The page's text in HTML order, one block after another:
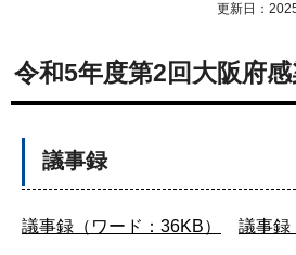
更新日：
令和5年度第2回大阪府
議事録
議事録（ワード：36KB） 議事録